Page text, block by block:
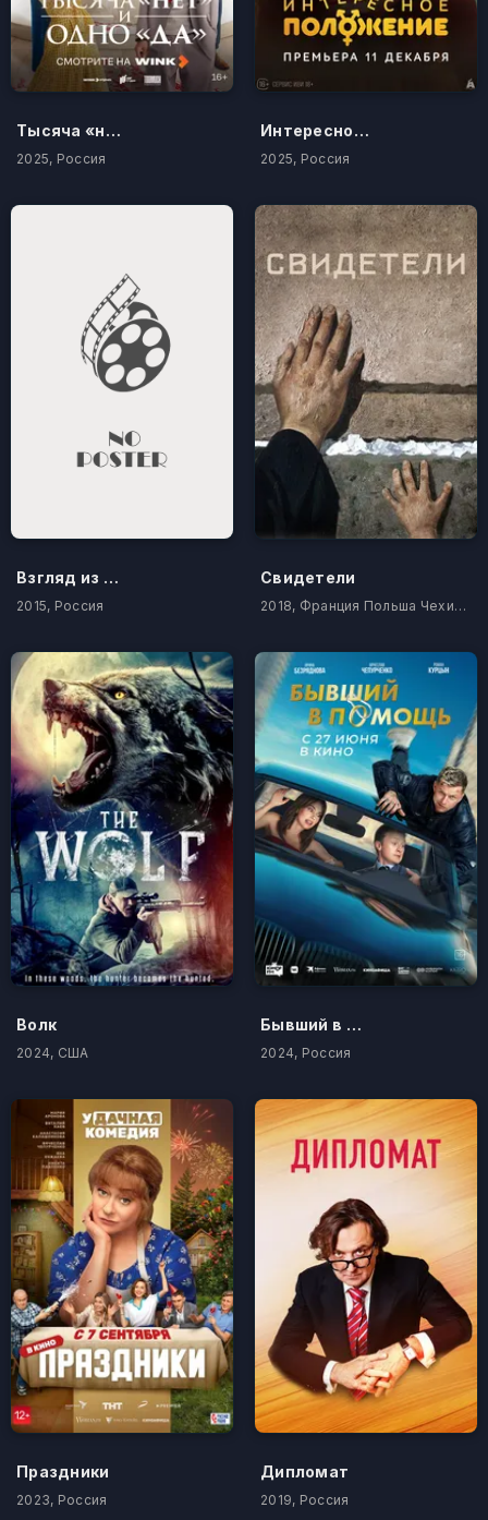
Тысяча «нет» и одно «да»
2025, Россия
Интересное положение
2025, Россия
Взгляд из прошлого
2015, Россия
Свидетели
2018, Франция Польша Чехия Россия Израиль Беларусь
Волк
2024, США
Бывший в помощь
2024, Россия
Праздники
2023, Россия
Дипломат
2019, Россия